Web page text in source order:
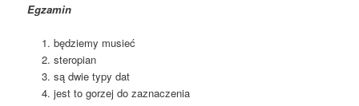
Egzamin
będziemy musieć
steropian
są dwie typy dat
jest to gorzej do zaznaczenia